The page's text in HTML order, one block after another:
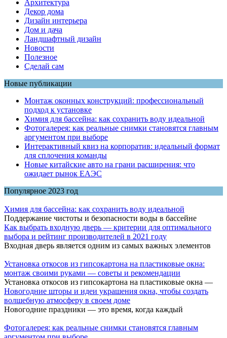
Архитектура
Декор дома
Дизайн интерьера
Дом и дача
Ландшафтный дизайн
Новости
Полезное
Сделай сам
Новые публикации
Монтаж оконных конструкций: профессиональный
подход к установке
Химия для бассейна: как сохранить воду идеальной
Фотогалерея: как реальные снимки становятся главным
аргументом при выборе
Интерактивный квиз на корпоратив: идеальный формат
для сплочения команды
Новые китайские авто на грани расширения: что
ожидает рынок ЕАЭС
Популярное 2023 год
Химия для бассейна: как сохранить воду идеальной
Поддержание чистоты и безопасности воды в бассейне
Как выбрать входную дверь — критерии для оптимального
выбора и рейтинг производителей в 2021 году
Входная дверь является одним из самых важных элементов
Установка откосов из гипсокартона на пластиковые окна:
монтаж своими руками — советы и рекомендации
Установка откосов из гипсокартона на пластиковые окна —
Новогодние шторы и идеи украшения окна, чтобы создать
волшебную атмосферу в своем доме
Новогодние праздники — это время, когда каждый
Фотогалерея: как реальные снимки становятся главным